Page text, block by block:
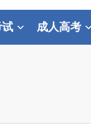
试 成人高考